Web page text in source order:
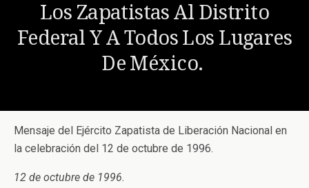
Los Zapatistas Al Distrito
Federal Y A Todos Los Lugares
De México.
Mensaje del Ejército Zapatista de Liberación Nacional en
la celebración del 12 de octubre de 1996.
12 de octubre de 1996.